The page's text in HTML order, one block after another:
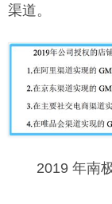
渠道。
2019 年南